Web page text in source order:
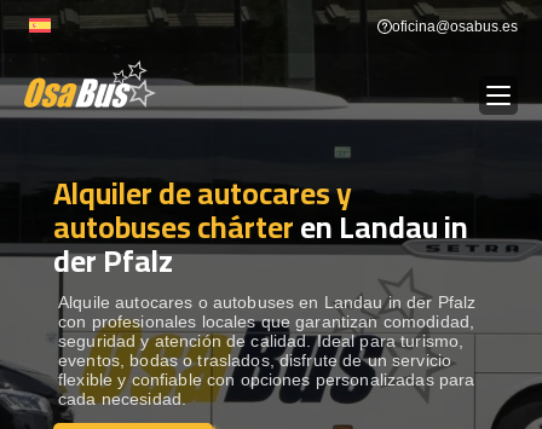
to
oficina@osabus.es
ALQUILER DE AUTOCARES
DESTINOS Show dropdown
RECORRIDAS Show dropdown
FLOTA
Alquiler de autocares y
autobuses chárteren Landau in
der Pfalz
Alquile autocares o autobuses en Landau in der Pfalz
con profesionales locales que garantizan comodidad,
seguridad y atención de calidad. Ideal para turismo,
eventos, bodas o traslados, disfrute de un servicio
flexible y confiable con opciones personalizadas para
cada necesidad.